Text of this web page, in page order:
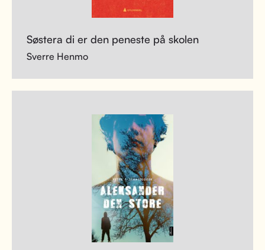
Søstera di er den peneste på skolen
Sverre Henmo